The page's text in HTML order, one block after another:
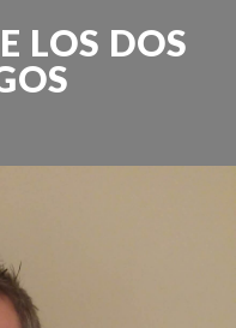
LOS DOS